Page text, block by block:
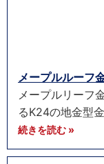
メープルルーフ
メープルリーフ
るK24の地金型
続きを読む »